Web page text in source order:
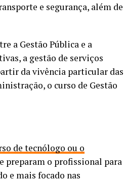
e segurança, além de
a Gestão Pública e a
a gestão de serviços
da vivência particular das
o curso de Gestão
de tecnólogo ou o
preparam o profissional para
e mais focado nas